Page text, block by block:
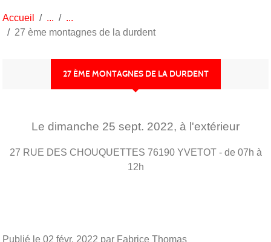
Accueil
27 ème montagnes de la durdent
27 ÈME MONTAGNES DE LA DURDENT
Le dimanche 25 sept. 2022, à l'extérieur
27 RUE DES CHOUQUETTES 76190 YVETOT - de 07h à
12h
Publié le 02 févr. 2022 par Fabrice Thomas